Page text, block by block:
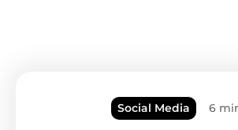
Social Media 6